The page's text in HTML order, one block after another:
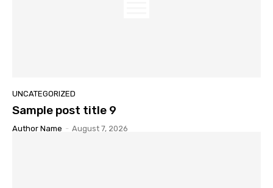
UNCATEGORIZED
Sample post title 9
Author Name - August 7, 2026